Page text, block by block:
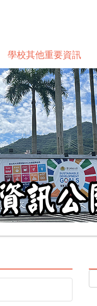
學校其他重要資訊